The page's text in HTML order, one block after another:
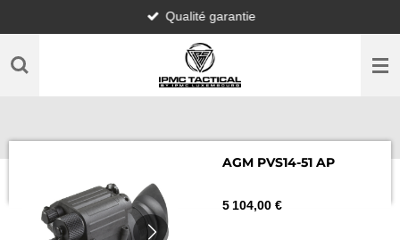
au
contenu
Qualité garantie
AGM PVS14-51 AP
5 104,00 €